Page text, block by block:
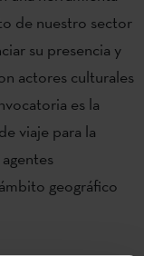
de nuestro sector
su presencia y
actores culturales
es la
viaje para la
geográfico